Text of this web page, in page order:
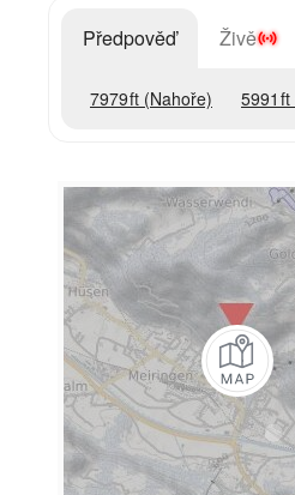
Předpověď Živě
7979ft (Nahoře) 5991 ft